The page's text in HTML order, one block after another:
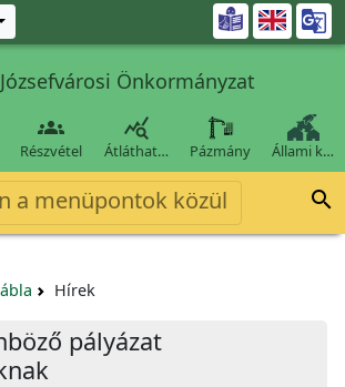

Józsefvárosi Önkormányzat

Részvétel

Átláthat… Pázmány Állami k…
a menüpontok közül 
Hírek
pályázat